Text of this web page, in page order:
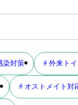
染対策 # 外来ト
# オストメイト対